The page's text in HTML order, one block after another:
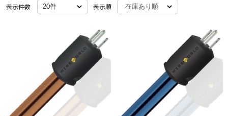
表示件数 表示順